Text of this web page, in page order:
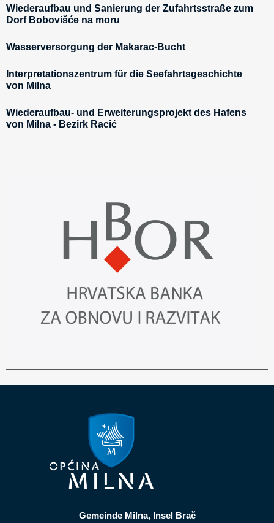
Wiederaufbau und Sanierung der Zufahrtsstraße zum
Dorf Bobovišće na moru
Wasserversorgung der Makarac-Bucht
Interpretationszentrum für die Seefahrtsgeschichte
von Milna
Wiederaufbau- und Erweiterungsprojekt des Hafens
von Milna - Bezirk Racić
Gemeinde Milna, Insel Brač